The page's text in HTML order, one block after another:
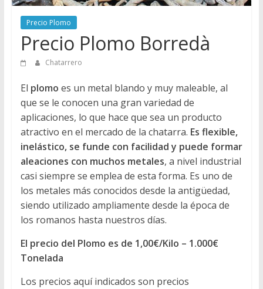
Chatarra
Precio Plomo
Precio Plomo Borredà
Chatarrero
El plomo es un metal blando y muy maleable, al
que se le conocen una gran variedad de
aplicaciones, lo que hace que sea un producto
atractivo en el mercado de la chatarra. Es flexible,
inelástico, se funde con facilidad y puede formar
aleaciones con muchos metales, a nivel industrial
casi siempre se emplea de esta forma. Es uno de
los metales más conocidos desde la antigüedad,
siendo utilizado ampliamente desde la época de
los romanos hasta nuestros días.
El precio del Plomo es de 1,00€/Kilo – 1.000€
Tonelada
Los precios aquí indicados son precios